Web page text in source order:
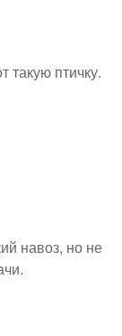
такую птичку.
навоз, но не